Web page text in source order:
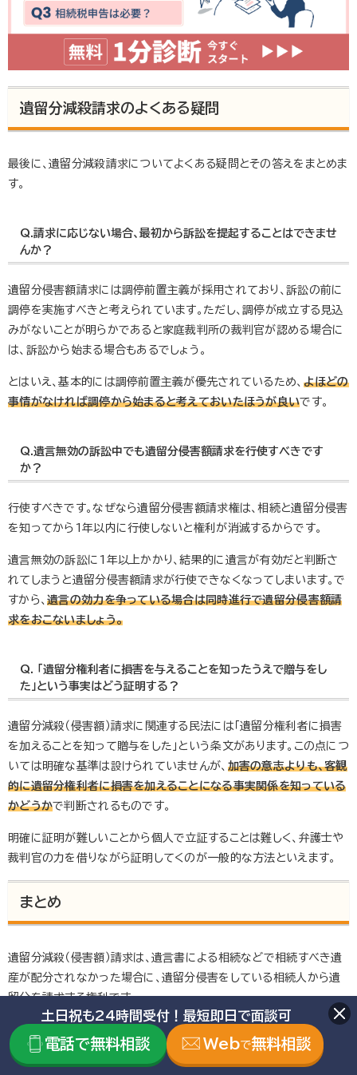
遺留分減殺請求のよくある疑問
最後に、遺留分減殺請求についてよくある疑問とその答えをまとめま
す。
Q.請求に応じない場合、最初から訴訟を提起することはできませ
んか？
遺留分侵害額請求には調停前置主義が採用されており、訴訟の前に
調停を実施すべきと考えられています。ただし、調停が成立する見込
みがないことが明らかであると家庭裁判所の裁判官が認める場合に
は、訴訟から始まる場合もあるでしょう。
とはいえ、基本的には調停前置主義が優先されているため、 よほどの
事情がなければ調停から始まると考えておいたほうが良いです。
Q.遺言無効の訴訟中でも遺留分侵害額請求を行使すべきです
か？
行使すべきです。なぜなら遺留分侵害額請求権は、相続と遺留分侵害
を知ってから1年以内に行使しないと権利が消滅するからです。
遺言無効の訴訟に1年以上かかり、結果的に遺言が有効だと判断さ
れてしまうと遺留分侵害額請求が行使できなくなってしまいます。で
すから、遺言の効力を争っている場合は同時進行で遺留分侵害額請
求をおこないましょう。
Q. 「遺留分権利者に損害を与えることを知ったうえで贈与をし
た」という事実はどう証明する？
遺留分減殺（侵害額）請求に関連する民法には「遺留分権利者に損害
を加えることを知って贈与をした」という条文があります。この点につ
いては明確な基準は設けられていませんが、 加害の意志よりも、客観
的に遺留分権利者に損害を加えることになる事実関係を知っている
かどうかで判断されるものです。
明確に証明が難しいことから個人で立証することは難しく、弁護士や
裁判官の力を借りながら証明してくのが一般的な方法といえます。
まとめ
遺留分減殺（侵害額）請求は、遺言書による相続などで相続すべき遺
産が配分されなかった場合に、遺留分侵害をしている相続人から遺
留分を請求する権利です。
今回は
土日祝も24時間受付！最短即日で面談可
電話で無料相談 Webで無料相談